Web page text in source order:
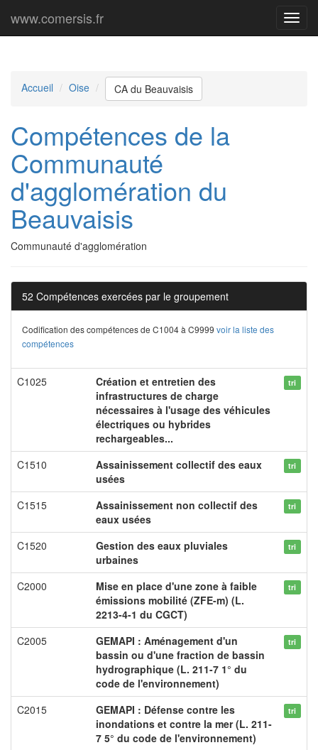
Menu
www.comersis.fr
Accueil Oise CA du Beauvaisis
Compétences de la
Communauté
d'agglomération du
Beauvaisis
Communauté d'agglomération
52 Compétences exercées par le groupement
Codification des compétences de C1004 à C9999 voir la liste des
compétences
C1025
Création et entretien des
infrastructures de charge
nécessaires à l'usage des véhicules
électriques ou hybrides
rechargeables...
tri
C1510
Assainissement collectif des eaux
usées
tri
C1515
Assainissement non collectif des
eaux usées
tri
C1520
Gestion des eaux pluviales
urbaines
tri
C2000
Mise en place d'une zone à faible
émissions mobilité (ZFE-m) (L.
2213-4-1 du CGCT)
tri
C2005
GEMAPI : Aménagement d'un
bassin ou d'une fraction de bassin
hydrographique (L. 211-7 1° du
code de l'environnement)
tri
C2015
GEMAPI : Défense contre les
inondations et contre la mer (L. 211-
7 5° du code de l'environnement)
tri